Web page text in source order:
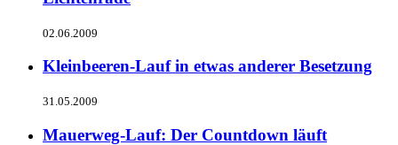
02.06.2009
Kleinbeeren-Lauf in etwas anderer Besetzung
31.05.2009
Mauerweg-Lauf: Der Countdown läuft